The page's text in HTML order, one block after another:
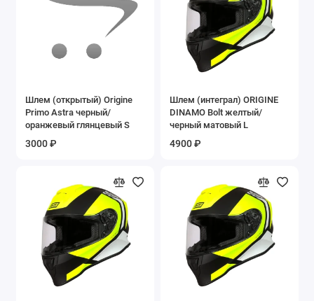
Шлем (открытый) Origine
Primo Astra черный/
оранжевый глянцевый S
3000 ₽
Шлем (интеграл) ORIGINE
DINAMO Bolt желтый/
черный матовый L
4900 ₽